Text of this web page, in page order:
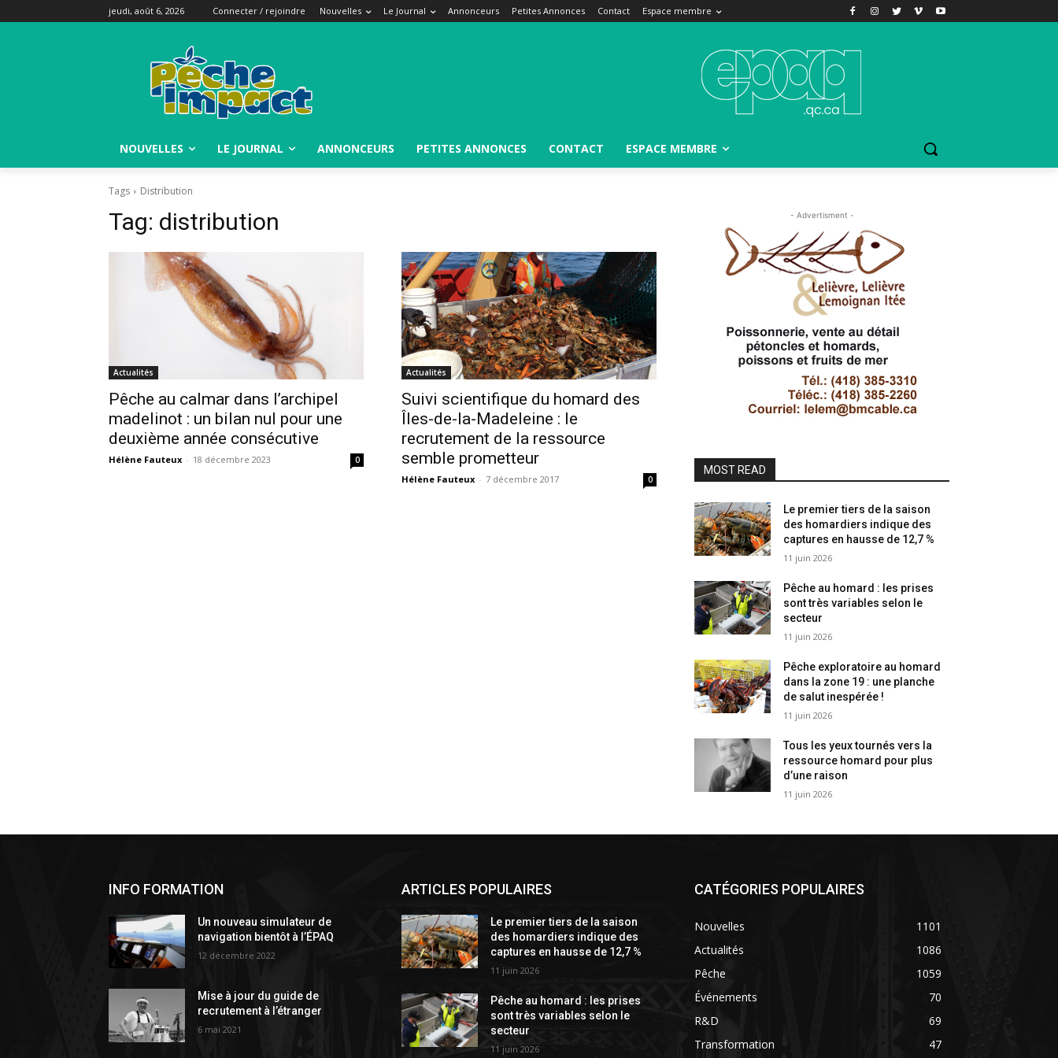
jeudi, août 6, 2026 Connecter / rejoindre Nouvelles Le Journal Annonceurs Petites Annonces Contact Espace membre
NOUVELLES LE JOURNAL ANNONCEURS PETITES ANNONCES CONTACT ESPACE MEMBRE
Tags Distribution
Tag: distribution
Actualités
Pêche au calmar dans l’archipel
madelinot : un bilan nul pour une
deuxième année consécutive
Hélène Fauteux - 18 décembre 2023 0
Actualités
Suivi scientifique du homard des
Îles-de-la-Madeleine : le
recrutement de la ressource
semble prometteur
Hélène Fauteux - 7 décembre 2017 0
- Advertisment -
MOST READ
Le premier tiers de la saison
des homardiers indique des
captures en hausse de 12,7 %
11 juin 2026
Pêche au homard : les prises
sont très variables selon le
secteur
11 juin 2026
Pêche exploratoire au homard
dans la zone 19 : une planche
de salut inespérée !
11 juin 2026
Tous les yeux tournés vers la
ressource homard pour plus
d’une raison
11 juin 2026
INFO FORMATION
Un nouveau simulateur de
navigation bientôt à l’ÉPAQ
12 décembre 2022
Mise à jour du guide de
recrutement à l’étranger
6 mai 2021
ARTICLES POPULAIRES
Le premier tiers de la saison
des homardiers indique des
captures en hausse de 12,7 %
11 juin 2026
Pêche au homard : les prises
sont très variables selon le
secteur
11 juin 2026
CATÉGORIES POPULAIRES
Nouvelles
1101
Actualités
1086
Pêche
1059
Événements
70
R&D
69
Transformation
47